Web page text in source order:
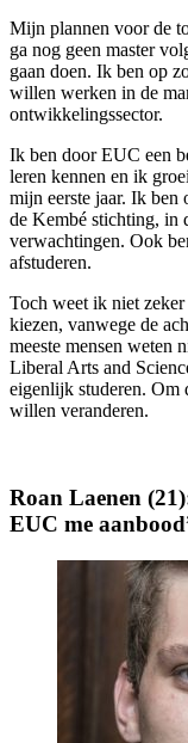
Mijn plannen voor de
ga nog geen master
gaan doen. Ik ben op
willen werken in de
ontwikkelingssector.
Ik ben door EUC een
leren kennen en ik
mijn eerste jaar. Ik ben
de Kembé stichting, in
verwachtingen. Ook
afstuderen.
Toch weet ik niet
kiezen, vanwege de
meeste mensen weten
Liberal Arts and
eigenlijk studeren. Om
willen veranderen.
Roan Laenen
EUC me